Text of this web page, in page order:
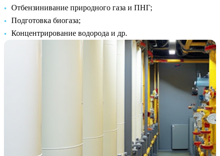
Отбензинивание природного газа и ПНГ;
Подготовка биогаза;
Концентрирование водорода и др.